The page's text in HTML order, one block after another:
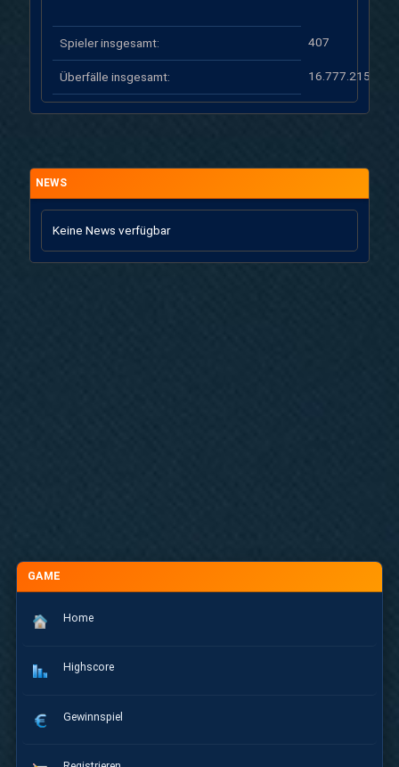
GAME
Home
Highscore
Gewinnspiel
Spieler insgesamt: 407
Überfälle insgesamt: 16.777.215
NEWS
Keine News verfügbar